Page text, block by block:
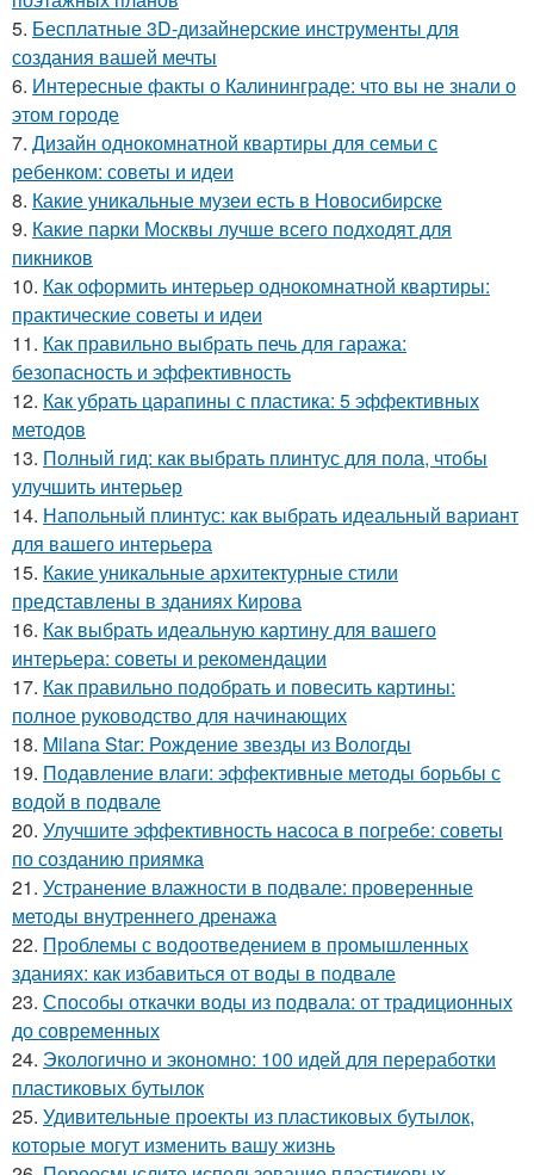
5. Бесплатные 3D-дизайнерские инструменты для
создания вашей мечты
6. Интересные факты о Калининграде: что вы не знали о
этом городе
7. Дизайн однокомнатной квартиры для семьи с
ребенком: советы и идеи
8. Какие уникальные музеи есть в Новосибирске
9. Какие парки Москвы лучше всего подходят для
пикников
10. Как оформить интерьер однокомнатной квартиры:
практические советы и идеи
11. Как правильно выбрать печь для гаража:
безопасность и эффективность
12. Как убрать царапины с пластика: 5 эффективных
методов
13. Полный гид: как выбрать плинтус для пола, чтобы
улучшить интерьер
14. Напольный плинтус: как выбрать идеальный вариант
для вашего интерьера
15. Какие уникальные архитектурные стили
представлены в зданиях Кирова
16. Как выбрать идеальную картину для вашего
интерьера: советы и рекомендации
17. Как правильно подобрать и повесить картины:
полное руководство для начинающих
18. Milana Star: Рождение звезды из Вологды
19. Подавление влаги: эффективные методы борьбы с
водой в подвале
20. Улучшите эффективность насоса в погребе: советы
по созданию приямка
21. Устранение влажности в подвале: проверенные
методы внутреннего дренажа
22. Проблемы с водоотведением в промышленных
зданиях: как избавиться от воды в подвале
23. Способы откачки воды из подвала: от традиционных
до современных
24. Экологично и экономно: 100 идей для переработки
пластиковых бутылок
25. Удивительные проекты из пластиковых бутылок,
которые могут изменить вашу жизнь